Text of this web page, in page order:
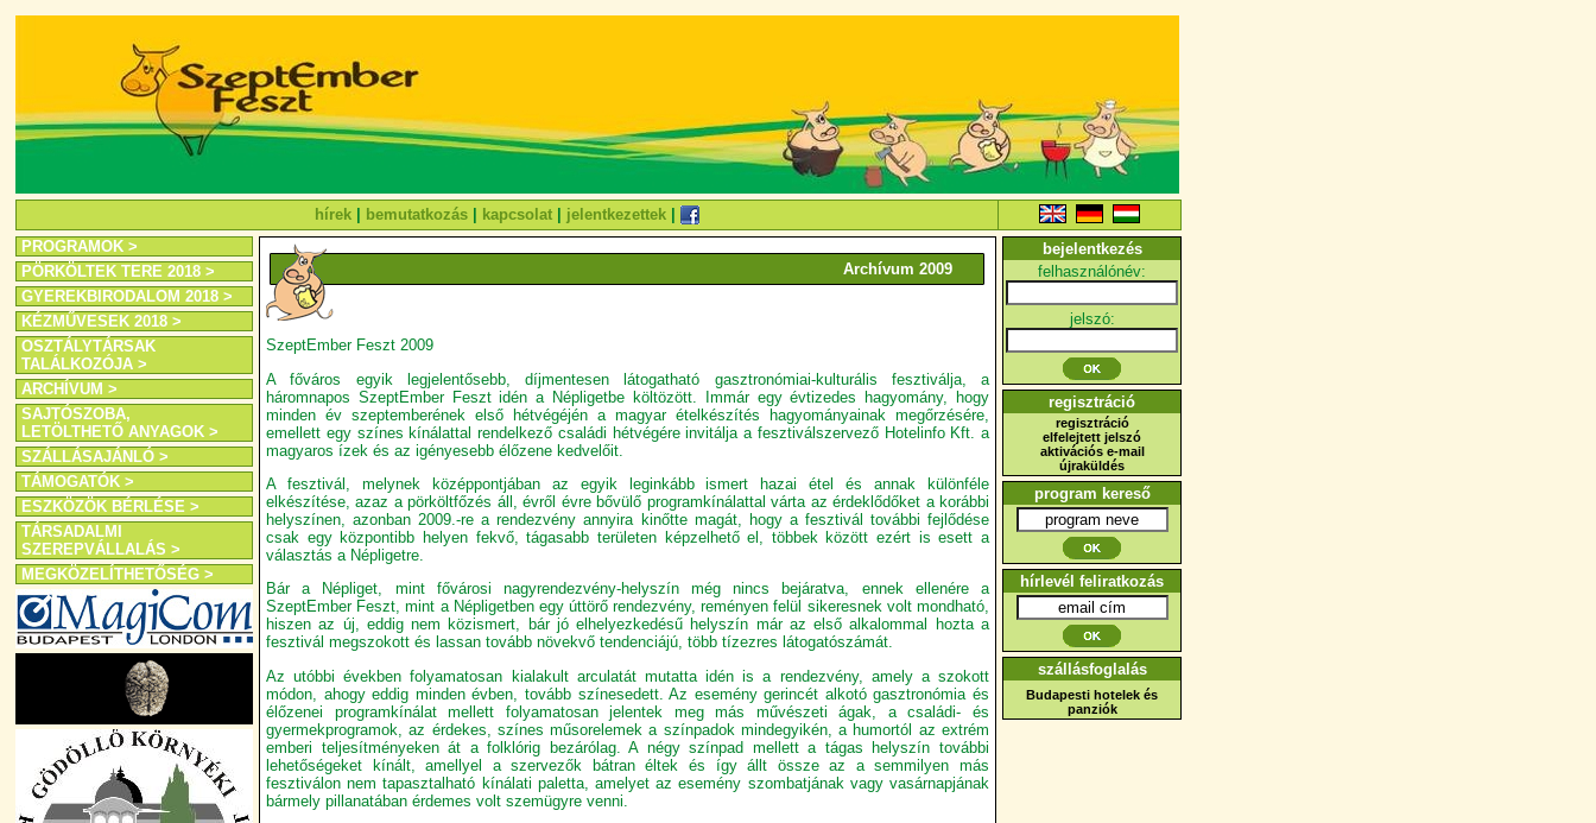
hírek bemutatkozás kapcsolat jelentkezettek
PROGRAMOK >
PÖRKÖLTEK TERE 2018 >
GYEREKBIRODALOM 2018 >
KÉZMŰVESEK 2018 >
OSZTÁLYTÁRSAK
TALÁLKOZÓJA >
ARCHÍVUM >
SAJTÓSZOBA,
LETÖLTHETŐ ANYAGOK >
SZÁLLÁSAJÁNLÓ >
TÁMOGATÓK >
ESZKÖZÖK BÉRLÉSE >
TÁRSADALMI
SZEREPVÁLLALÁS >
MEGKÖZELÍTHETŐSÉG >
Archívum 2009
SzeptEmber Feszt 2009
A főváros egyik legjelentősebb, díjmentesen látogatható gasztronómiai-kulturális fesztiválja, a
háromnapos SzeptEmber Feszt idén a Népligetbe költözött. Immár egy évtizedes hagyomány, hogy
minden év szeptemberének első hétvégéjén a magyar ételkészítés hagyományainak megőrzésére,
emellett egy színes kínálattal rendelkező családi hétvégére invitálja a fesztiválszervező Hotelinfo Kft. a
magyaros ízek és az igényesebb élőzene kedvelőit.
A fesztivál, melynek középpontjában az egyik leginkább ismert hazai étel és annak különféle
elkészítése, azaz a pörköltfőzés áll, évről évre bővülő programkínálattal várta az érdeklődőket a korábbi
helyszínen, azonban 2009.-re a rendezvény annyira kinőtte magát, hogy a fesztivál további fejlődése
csak egy központibb helyen fekvő, tágasabb területen képzelhető el, többek között ezért is esett a
választás a Népligetre.
Bár a Népliget, mint fővárosi nagyrendezvény-helyszín még nincs bejáratva, ennek ellenére a
SzeptEmber Feszt, mint a Népligetben egy úttörő rendezvény, reményen felül sikeresnek volt mondható,
hiszen az új, eddig nem közismert, bár jó elhelyezkedésű helyszín már az első alkalommal hozta a
fesztivál megszokott és lassan tovább növekvő tendenciájú, több tízezres látogatószámát.
Az utóbbi években folyamatosan kialakult arculatát mutatta idén is a rendezvény, amely a szokott
módon, ahogy eddig minden évben, tovább színesedett. Az esemény gerincét alkotó gasztronómia és
élőzenei programkínálat mellett folyamatosan jelentek meg más művészeti ágak, a családi- és
gyermekprogramok, az érdekes, színes műsorelemek a színpadok mindegyikén, a humortól az extrém
emberi teljesítményeken át a folklórig bezárólag. A négy színpad mellett a tágas helyszín további
lehetőségeket kínált, amellyel a szervezők bátran éltek és így állt össze az a semmilyen más
fesztiválon nem tapasztalható kínálati paletta, amelyet az esemény szombatjának vagy vasárnapjának
bármely pillanatában érdemes volt szemügyre venni.
bejelentkezés
felhasználónév:
jelszó:
regisztráció
regisztráció
elfelejtett jelszó
aktivációs e-mail
újraküldés
program kereső
hírlevél feliratkozás
szállásfoglalás
Budapesti hotelek és
panziók